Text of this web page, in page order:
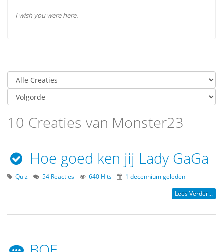
I wish you were here.
10 Creaties van Monster23
Hoe goed ken jij Lady GaGa
Quiz 54 Reacties 640 Hits 1 decennium geleden
Lees Verder...